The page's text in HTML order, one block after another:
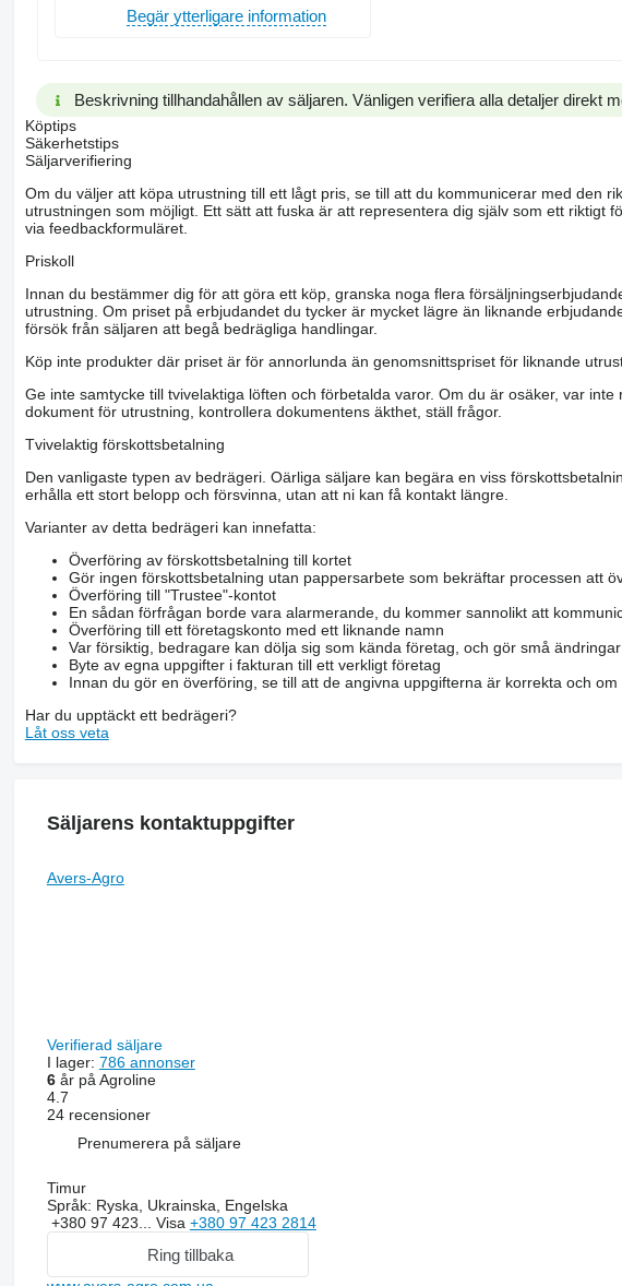
Transport speed, no more, km / h
Working width, m
8
A type
mounted
8
The number of sections of the tooth harrows (BZTS-1.0z - 42 kg), pcs
8
Total tooth pieces
160
length m
9
width m
Begär ytterligare information
Beskrivning tillhandahållen av säljaren. Vänligen verifiera alla detaljer direkt
Köptips
Säkerhetstips
Säljarverifiering
Om du väljer att köpa utrustning till ett lågt pris, se till att du kommunicerar med den
utrustningen som möjligt. Ett sätt att fuska är att representera dig själv som ett riktigt
via feedbackformuläret.
Priskoll
Innan du bestämmer dig för att göra ett köp, granska noga flera
utrustning. Om priset på erbjudandet du tycker är mycket lägre än liknande
försök från säljaren att begå bedrägliga handlingar.
Köp inte produkter där priset är för annorlunda än genomsnittspriset för liknande
Ge inte samtycke till tvivelaktiga löften och förbetalda varor. Om du är osäker, var
dokument för utrustning, kontrollera dokumentens äkthet, ställ frågor.
Tvivelaktig förskottsbetalning
Den vanligaste typen av bedrägeri. Oärliga säljare kan begära en viss
erhålla ett stort belopp och försvinna, utan att ni kan få kontakt längre.
Varianter av detta bedrägeri kan innefatta:
Överföring av förskottsbetalning till kortet
Gör ingen förskottsbetalning utan pappersarbete som bekräftar processen att
Överföring till "Trustee"-kontot
En sådan förfrågan borde vara alarmerande, du kommer sannolikt att
Överföring till ett företagskonto med ett liknande namn
Var försiktig, bedragare kan dölja sig som kända företag, och gör små
Byte av egna uppgifter i fakturan till ett verkligt företag
Innan du gör en överföring, se till att de angivna uppgifterna är korrekta och
Har du upptäckt ett bedrägeri?
Låt oss veta
Säljarens kontaktuppgifter
Avers-Agro
Verifierad säljare
I lager: 786 annonser
6år på Agroline
4.7
24 recensioner
Prenumerera på säljare
Timur
Språk: Ryska, Ukrainska, Engelska
+380 97 423... Visa +380 97 423 2814
Ring tillbaka